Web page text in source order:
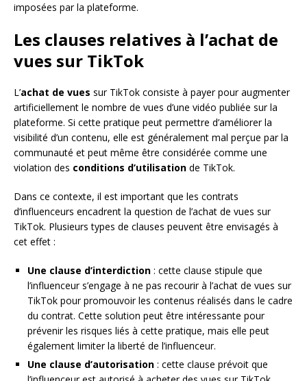
imposées par la plateforme.
Les clauses relatives à l’achat de
vues sur TikTok
L’achat de vues sur TikTok consiste à payer pour augmenter
artificiellement le nombre de vues d’une vidéo publiée sur la
plateforme. Si cette pratique peut permettre d’améliorer la
visibilité d’un contenu, elle est généralement mal perçue par la
communauté et peut même être considérée comme une
violation des conditions d’utilisation de TikTok.
Dans ce contexte, il est important que les contrats
d’influenceurs encadrent la question de l’achat de vues sur
TikTok. Plusieurs types de clauses peuvent être envisagés à
cet effet :
Une clause d’interdiction : cette clause stipule que
l’influenceur s’engage à ne pas recourir à l’achat de vues sur
TikTok pour promouvoir les contenus réalisés dans le cadre
du contrat. Cette solution peut être intéressante pour
prévenir les risques liés à cette pratique, mais elle peut
également limiter la liberté de l’influenceur.
Une clause d’autorisation : cette clause prévoit que